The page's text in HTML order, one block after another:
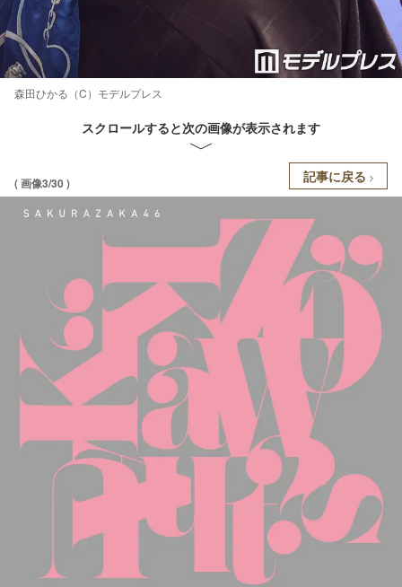
森田ひかる（C）モデルプレス
スクロールすると次の画像が表示されます
( 画像3/30 ) 記事に戻る